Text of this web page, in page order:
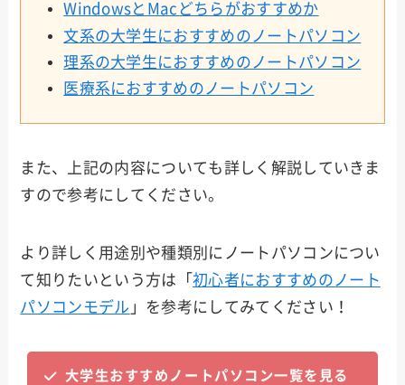
WindowsとMacどちらがおすすめか
文系の大学生におすすめのノートパソコン
理系の大学生におすすめのノートパソコン
医療系におすすめのノートパソコン
また、上記の内容についても詳しく解説していきま
すので参考にしてください。
より詳しく用途別や種類別にノートパソコンについ
て知りたいという方は「 初心者におすすめのノート
パソコンモデル 」を参考にしてみてください！
大学生おすすめノートパソコン一覧を見る